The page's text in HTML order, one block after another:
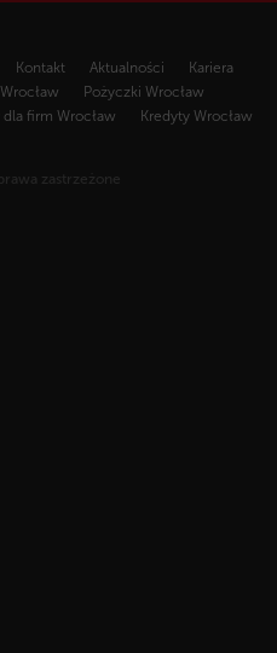
Kontakt Aktualności
Kariera
Pożyczki Wrocław
dla firm Wrocław Kredyty Wrocław
zastrzeżone